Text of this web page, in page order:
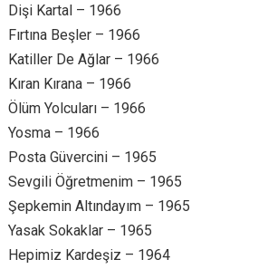
Dişi Kartal – 1966
Fırtına Beşler – 1966
Katiller De Ağlar – 1966
Kıran Kırana – 1966
Ölüm Yolcuları – 1966
Yosma – 1966
Posta Güvercini – 1965
Sevgili Öğretmenim – 1965
Şepkemin Altındayım – 1965
Yasak Sokaklar – 1965
Hepimiz Kardeşiz – 1964